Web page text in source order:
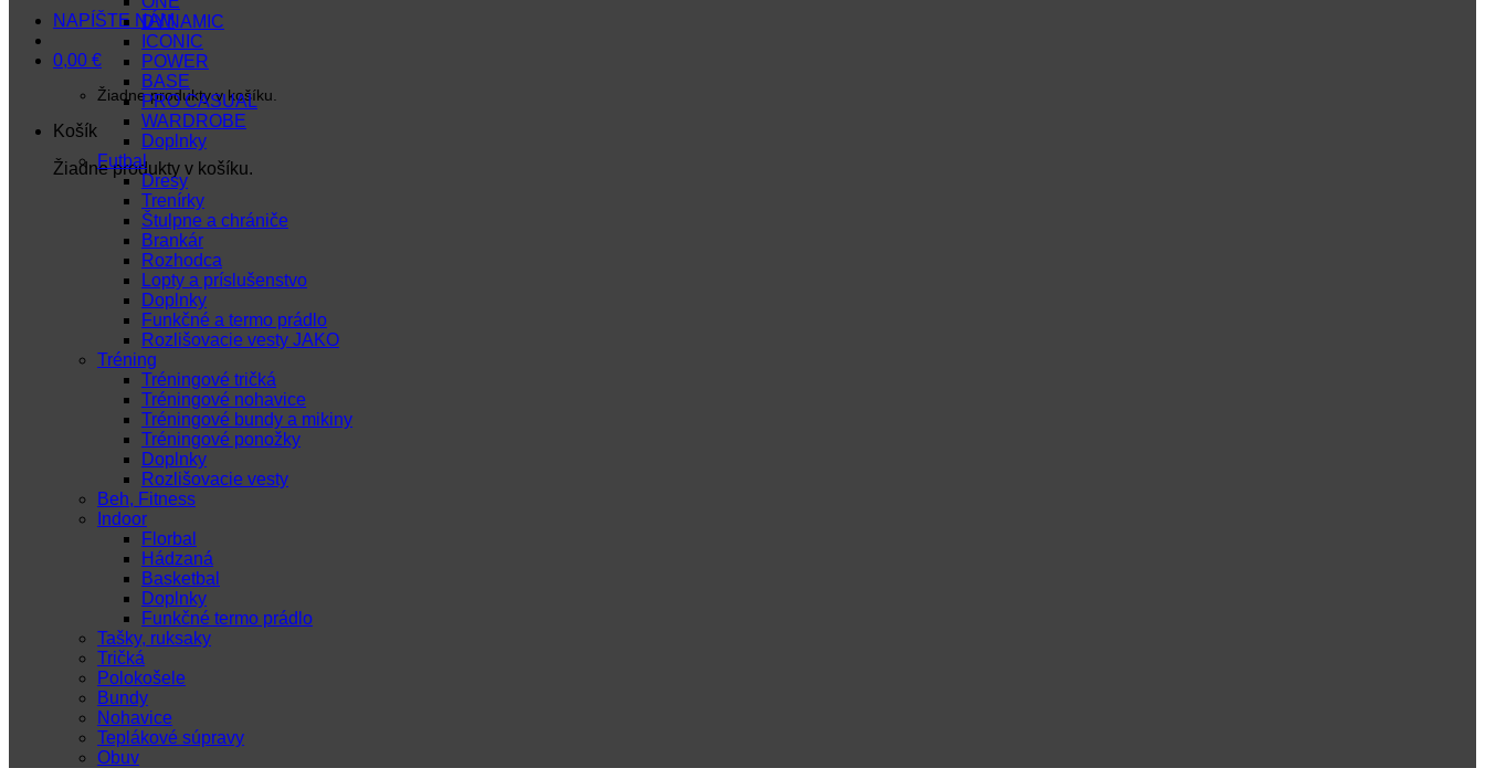
NAPÍŠTE NÁM
0,00 €
Žiadne produkty v košíku.
Košík
Žiadne produkty v košíku.
DYNAMIC
ICONIC
POWER
BASE
PRO CASUAL
WARDROBE
Doplnky
Futbal
Dresy
Trenírky
Štulpne a chrániče
Brankár
Rozhodca
Lopty a príslušenstvo
Doplnky
Funkčné a termo prádlo
Rozlišovacie vesty JAKO
Tréning
Tréningové tričká
Tréningové nohavice
Tréningové bundy a mikiny
Tréningové ponožky
Doplnky
Rozlišovacie vesty
Beh, Fitness
Indoor
Florbal
Hádzaná
Basketbal
Doplnky
Funkčné termo prádlo
Tašky, ruksaky
Tričká
Polokošele
Bundy
Nohavice
Teplákové súpravy
Obuv